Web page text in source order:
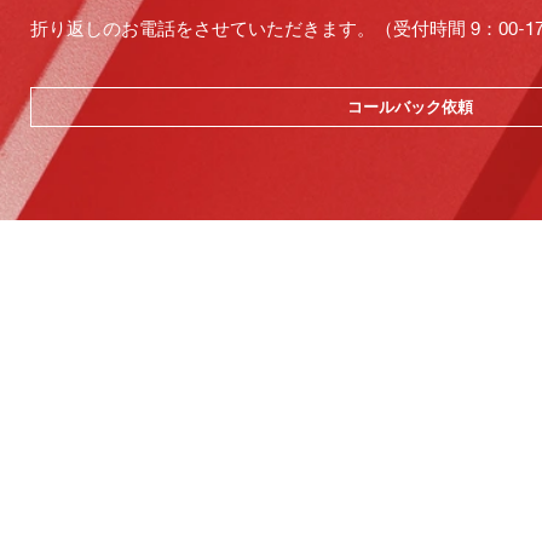
折り返しのお電話をさせていただきます。（受付時間 9：00-
コールバック依頼